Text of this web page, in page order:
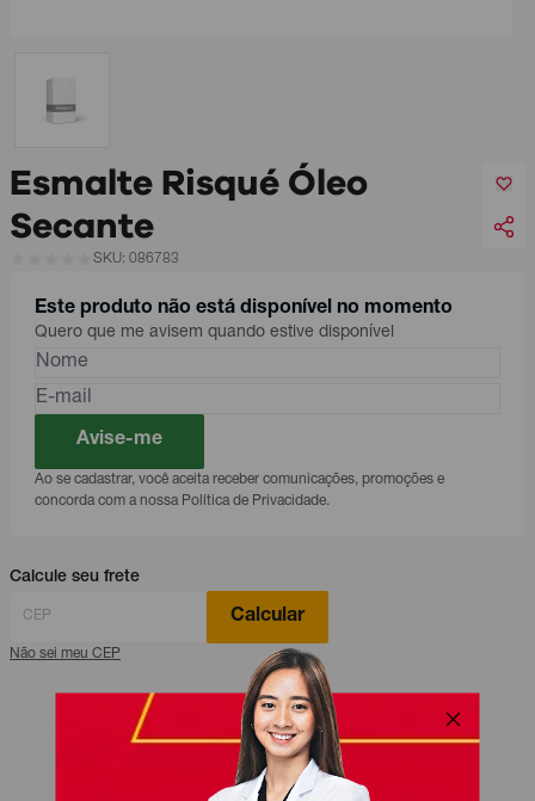
Esmalte Risqué Óleo
Secante
SKU: 086783
Este produto não está disponível no momento
Quero que me avisem quando estive disponível
Avise-me
Ao se cadastrar, você aceita receber comunicações, promoções e
concorda com a nossa Política de Privacidade.
Calcule seu frete
Calcular
Não sei meu CEP